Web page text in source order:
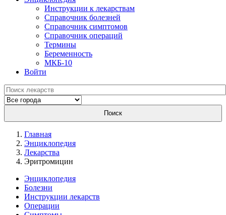
Инструкции к лекарствам
Справочник болезней
Справочник симптомов
Справочник операций
Термины
Беременность
МКБ-10
Войти
Поиск
Главная
Энциклопедия
Лекарства
Эритромицин
Энциклопедия
Болезни
Инструкции лекарств
Операции